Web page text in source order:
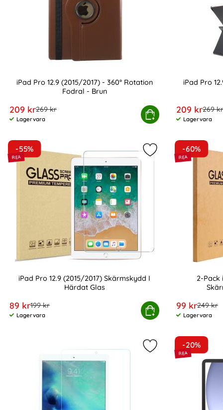
iPad Pro 12.9 (2015/2017) - 360° Rotation
Fodral - Brun
rea pris
209 krtidigare pris
269 kr
Tillgänglighet:
Lagervara
Köp
iPad Pro 12.9 (2015/2017) - 360° Rotation
iPad Pro
rea pris
209 kr269 kr
Tillgänglighet:
Lagervara
-55%
iPad Pro 12.9 (2015/2017) Skärmskydd I
Härdat Glas
rea pris
89 krtidigare pris
199 kr
Tillgänglighet:
Lagervara
Köp
iPad Pro 12.9 (2015/2017) Skärmskydd I
Markera iPad Pro
-60%
2-Pack
rea pris
99 krtidigare
249 kr
Tillgänglighet:
Lagervara
2-
Markera iPad Pro
-20%